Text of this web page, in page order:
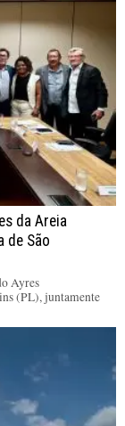
da Areia
de São
Ayres
(PL), juntamente